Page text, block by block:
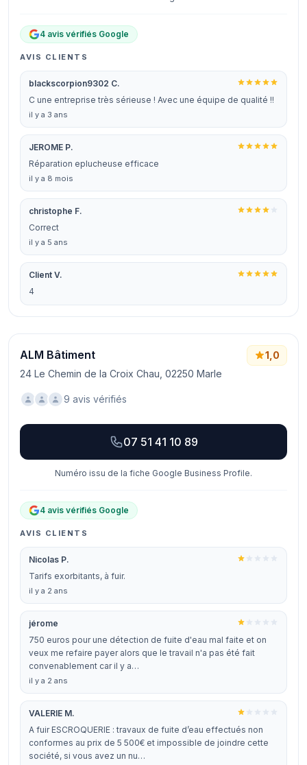
4 avis vérifiés Google
AVIS CLIENTS
blackscorpion9302 C.
C une entreprise très sérieuse ! Avec une équipe de qualité !!
il y a 3 ans
JEROME P.
Réparation eplucheuse efficace
il y a 8 mois
christophe F.
Correct
il y a 5 ans
Client V.
4
ALM Bâtiment
24 Le Chemin de la Croix Chau, 02250 Marle
1,0
9 avis vérifiés
07 51 41 10 89
Numéro issu de la fiche Google Business Profile.
4 avis vérifiés Google
AVIS CLIENTS
Nicolas P.
Tarifs exorbitants, à fuir.
il y a 2 ans
jérome
750 euros pour une détection de fuite d'eau mal faite et on
veux me refaire payer alors que le travail n'a pas été fait
convenablement car il y a…
il y a 2 ans
VALERIE M.
A fuir ESCROQUERIE : travaux de fuite d’eau effectués non
conformes au prix de 5 500€ et impossible de joindre cette
société, si vous avez un nu…